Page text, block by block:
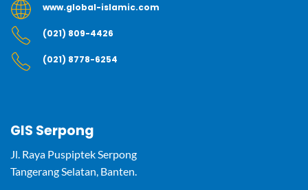
www.global-islamic.com
(021) 809-4426
(021) 8778-6254
GIS Serpong
Jl. Raya Puspiptek Serpong
Tangerang Selatan, Banten.